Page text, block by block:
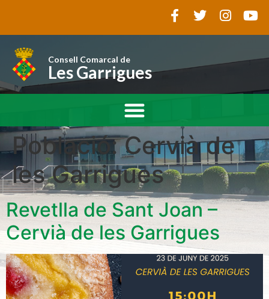
Consell Comarcal de
Les Garrigues
Població:Cervià de
les Garrigues
Revetlla de Sant Joan –
Cervià de les Garrigues